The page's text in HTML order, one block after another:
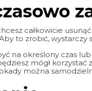
całkowicie
to zrobić, wystarczy
na określony czas
mógł korzystać
można